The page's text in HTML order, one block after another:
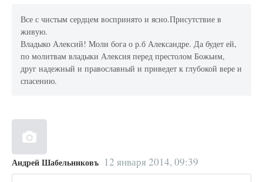
Все с чистым сердцем воспринято и ясно.Присутствие в
живую.
Владыко Алексий! Моли бога о р.б Александре. Да будет ей,
по молитвам владыки Алексия перед престолом Божьим,
друг надежный и православный и приведет к глубокой вере и
спасению.
Андрей Шабельниковъ 12 января 2014, 09:39